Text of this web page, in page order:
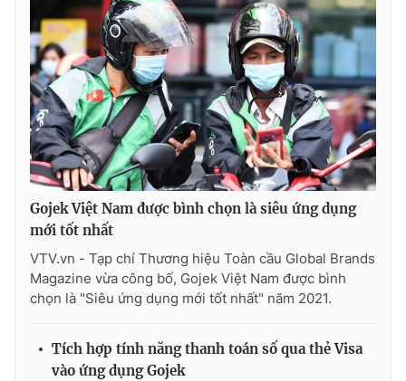
® Cấm sao chép dưới mọi hình thức nếu không có sự chấp
thuận bằng văn bản. Ghi rõ nguồn VTV.vn khi phát hành lại
thông tin từ website này.
Gojek Việt Nam được bình chọn là siêu ứng dụng
mới tốt nhất
VTV.vn - Tạp chí Thương hiệu Toàn cầu Global Brands
Magazine vừa công bố, Gojek Việt Nam được bình
chọn là "Siêu ứng dụng mới tốt nhất" năm 2021.
Tích hợp tính năng thanh toán số qua thẻ Visa
vào ứng dụng Gojek